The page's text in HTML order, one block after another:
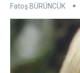
Fatoş BÜRÜNCÜK